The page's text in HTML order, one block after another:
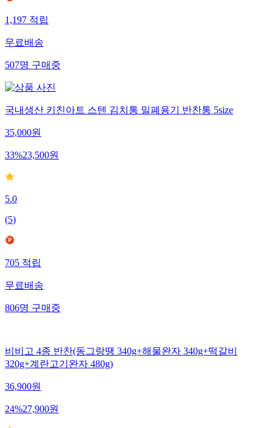
1,197 적립
무료배송
507명 구매중
국내생산 키친아트 스텐 김치통 밀폐용기 반찬통 5size
35,000원
33%23,500원
5.0
(5)
705 적립
무료배송
806명 구매중
비비고 4종 반찬(동그랑땡 340g+해물완자 340g+떡갈비
320g+계란고기완자 480g)
36,900원
24%27,900원